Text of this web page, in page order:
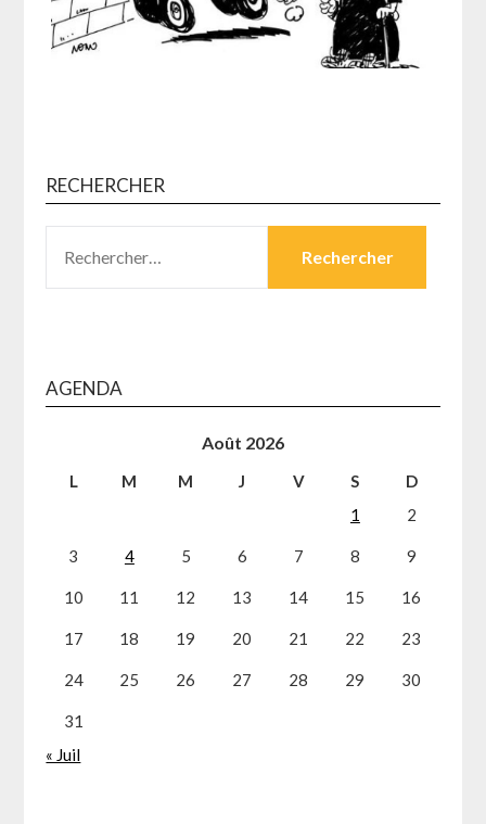
RECHERCHER
AGENDA
Août 2026
L M M J V S
D
1
2
3 4 5 6 7 8 9
10 11 12 13 14 15 16
17 18 19 20 21 22 23
24 25 26 27 28 29 30
31
« Juil